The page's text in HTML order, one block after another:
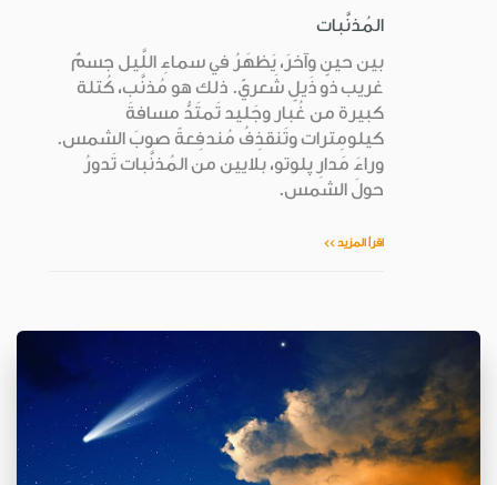
المُذنَّبات
بين حينٍ وآخرَ، يَظهَرُ في سماءِ اللَّيل جسمٌ
غريب ذو ذَيلٍ شَعريّ. ذلك هو مُذنَّب، كُتلة
كبيرة من غُبار وجَليد تَمتَدُّ مسافةَ
كيلومِترات وتَنقذِفُ مُندفِعةً صوبَ الشمس.
وراءَ مَدارِ پلوتو، بلايين من المُذنَّبات تَدورُ
حولَ الشمس.
اقرأ المزيد >>